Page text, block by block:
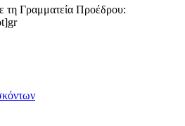
τη Γραμματεία Προέδρου: